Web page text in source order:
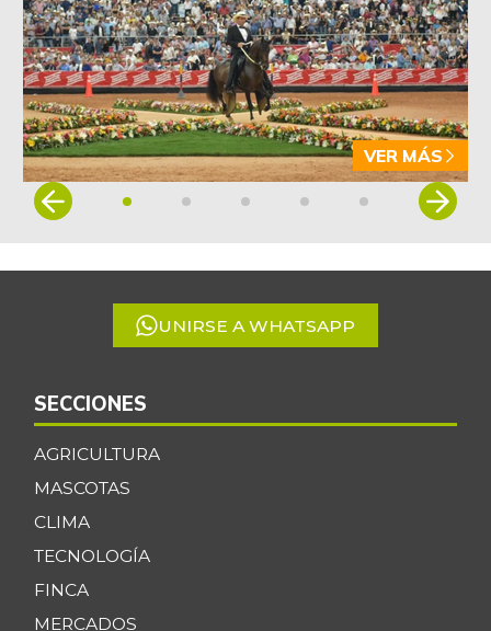
VER MÁS
Item
5
UNIRSE A WHATSAPP
SECCIONES
AGRICULTURA
MASCOTAS
CLIMA
TECNOLOGÍA
FINCA
MERCADOS